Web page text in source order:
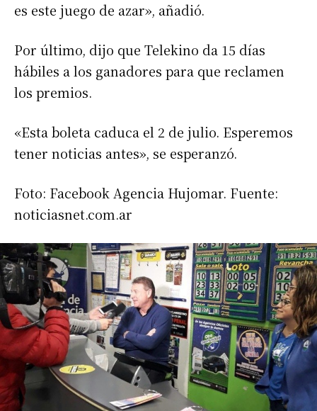
Suscribirme gratis
Dirección de correo electrónico*
Número de teléfono
es este juego de azar», añadió.
Por último, dijo que Telekino da 15 días
hábiles a los ganadores para que reclamen
los premios.
«Esta boleta caduca el 2 de julio. Esperemos
tener noticias antes», se esperanzó.
Foto: Facebook Agencia Hujomar. Fuente:
noticiasnet.com.ar